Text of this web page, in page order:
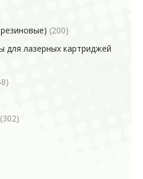
(200)
для лазерных картриджей
(302)